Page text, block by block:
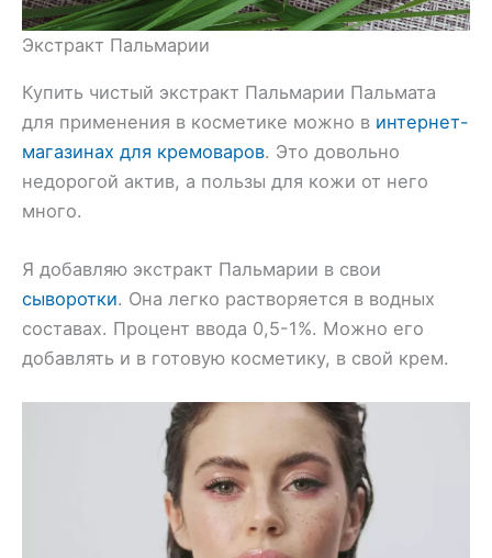
Экстракт Пальмарии
Купить чистый экстракт Пальмарии Пальмата
для применения в косметике можно в интернет-
магазинах для кремоваров. Это довольно
недорогой актив, а пользы для кожи от него
много.
Я добавляю экстракт Пальмарии в свои
сыворотки. Она легко растворяется в водных
составах. Процент ввода 0,5-1%. Можно его
добавлять и в готовую косметику, в свой крем.